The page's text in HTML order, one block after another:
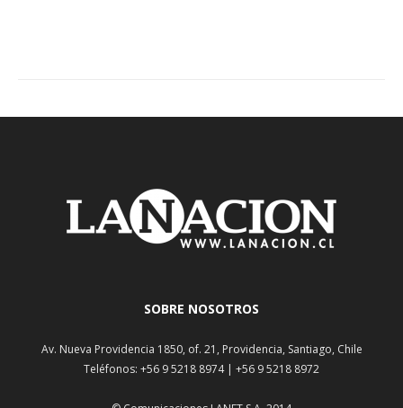
SOBRE NOSOTROS
Av. Nueva Providencia 1850, of. 21, Providencia, Santiago, Chile
Teléfonos: +56 9 5218 8974 | +56 9 5218 8972